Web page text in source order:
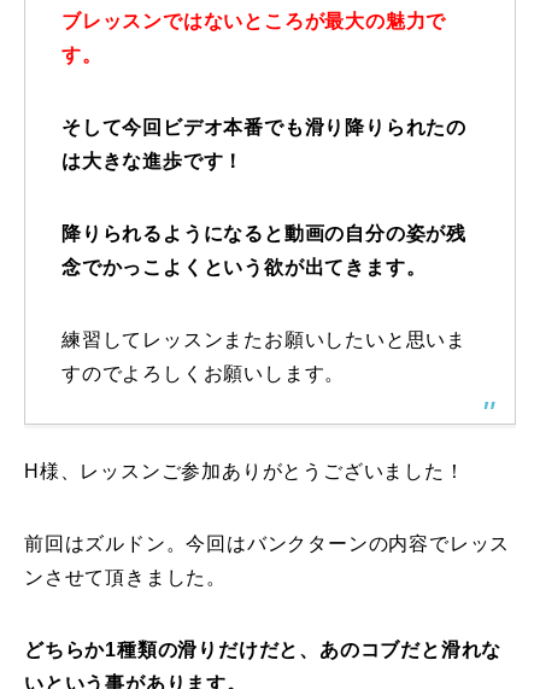
よくある質問
レッスン内容について
レッスン周辺に関して
動画で学ぶ
レッスン動画一覧
プレゼント Present
常時メルマガ
ブレッスンではないところが最大の魅力で
す。
そして今回ビデオ本番でも滑り降りられたの
は大きな進歩です！
降りられるようになると動画の自分の姿が残
念でかっこよくという欲が出てきます。
練習してレッスンまたお願いしたいと思いま
すのでよろしくお願いします。
H様、レッスンご参加ありがとうございました！
前回はズルドン。今回はバンクターンの内容でレッス
ンさせて頂きました。
どちらか1種類の滑りだけだと、あのコブだと滑れな
いという事があります。